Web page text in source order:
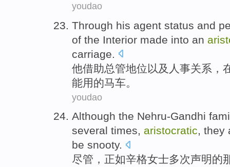
youdao
Through his agent status and
of the Interior made into an
carriage
他借助总管地位以及 人事关系 ，
能用的马车。
youdao
Although the Nehru-Gandhi
several times, aristocratic, they
be snooty.
尽管 ， 正如辛格女士多次声明的